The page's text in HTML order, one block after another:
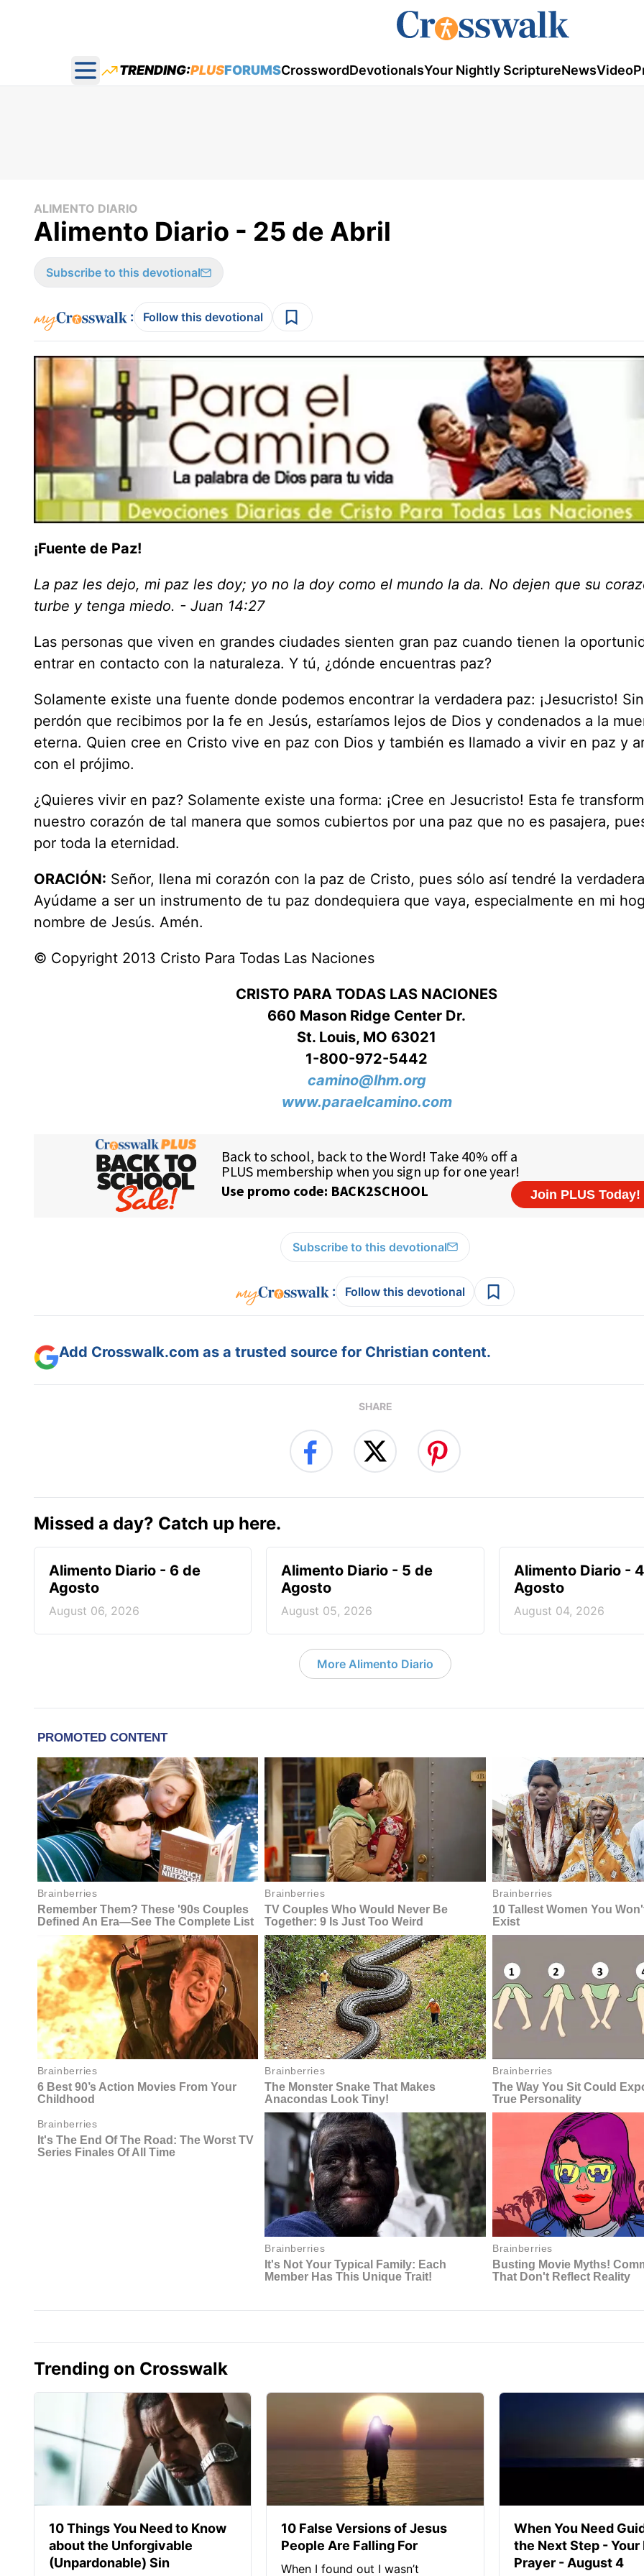
Open main menu
TRENDING:PLUSFORUMSCrosswordDevotionalsYour Nightly ScriptureNewsVideo
ALIMENTO DIARIO
Alimento Diario - 25 de Abril
Subscribe to this devotional
: Follow this devotional
¡Fuente de Paz!
La paz les dejo, mi paz les doy; yo no la doy como el mundo la da. No dejen que su
turbe y tenga miedo. - Juan 14:27
Las personas que viven en grandes ciudades sienten gran paz cuando tienen la
entrar en contacto con la naturaleza. Y tú, ¿dónde encuentras paz?
Solamente existe una fuente donde podemos encontrar la verdadera paz: ¡Jesucristo!
perdón que recibimos por la fe en Jesús, estaríamos lejos de Dios y condenados a la
eterna. Quien cree en Cristo vive en paz con Dios y también es llamado a vivir en paz y
con el prójimo.
¿Quieres vivir en paz? Solamente existe una forma: ¡Cree en Jesucristo! Esta fe
nuestro corazón de tal manera que somos cubiertos por una paz que no es pasajera,
por toda la eternidad.
ORACIÓN: Señor, llena mi corazón con la paz de Cristo, pues sólo así tendré la
Ayúdame a ser un instrumento de tu paz dondequiera que vaya, especialmente en mi
nombre de Jesús. Amén.
© Copyright 2013 Cristo Para Todas Las Naciones
CRISTO PARA TODAS LAS NACIONES
660 Mason Ridge Center Dr.
St. Louis, MO 63021
1-800-972-5442
camino@lhm.org
www.paraelcamino.com
Subscribe to this devotional
: Follow this devotional
Add Crosswalk.com as a trusted source for Christian content.
SHARE
Missed a day? Catch up here.
Alimento Diario - 6 de
Agosto
August 06, 2026
Alimento Diario - 5 de
Agosto
August 05, 2026
Alimento Diario -
Agosto
August 04, 2026
More Alimento Diario
Trending on Crosswalk
10 Things You Need to Know
about the Unforgivable
(Unpardonable) Sin
10 False Versions of Jesus
People Are Falling For
When I found out I wasn’t
When You Need
the Next Step -
Prayer - August 4